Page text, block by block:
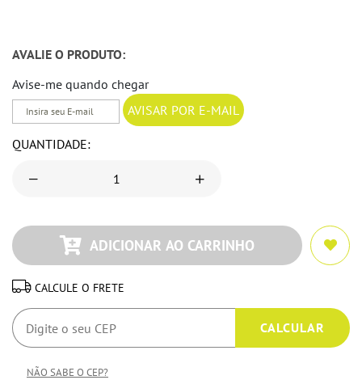
AVALIE O PRODUTO:
Avise-me quando chegar
QUANTIDADE:
ADICIONAR AO CARRINHO
CALCULE O FRETE
NÃO SABE O CEP?